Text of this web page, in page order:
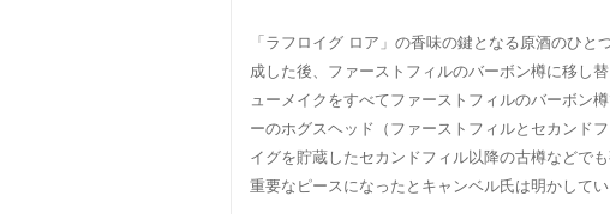
「ラフロイグ ロア」の香味の鍵となる原酒のひ
成した後、ファーストフィルのバーボン樽に移し
ューメイクをすべてファーストフィルのバーボン
ーのホグスヘッド（ファーストフィルとセカンド
イグを貯蔵したセカンドフィル以降の古樽などで
重要なピースになったとキャンベル氏は明かしてい